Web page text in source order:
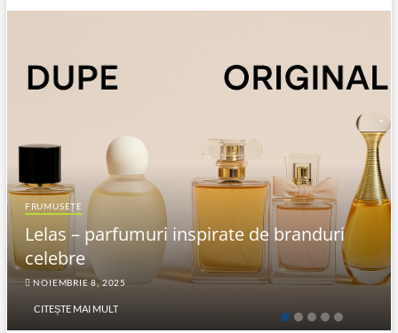
n
u
t
o
FRUMUSEȚE
Lelas – parfumuri inspirate de branduri
celebre
NOIEMBRIE 8, 2025
CITEȘTE MAI MULT